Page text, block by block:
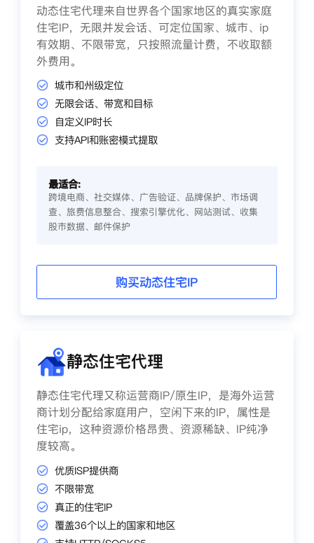
动态住宅代理来自世界各个国家地区的真实家庭
住宅IP，无限并发会话、可定位国家、城市、ip
有效期、不限带宽，只按照流量计费，不收取额
外费用。
城市和州级定位
无限会话、带宽和目标
自定义IP时长
支持API和账密模式提取
最适合:
跨境电商、社交媒体、广告验证、品牌保护、市场调
查、旅费信息整合、搜索引擎优化、网站测试、收集
股市数据、邮件保护
购买动态住宅IP
静态住宅代理
静态住宅代理又称运营商IP/原生IP，是海外运营
商计划分配给家庭用户，空闲下来的IP，属性是
住宅ip，这种资源价格昂贵、资源稀缺、IP纯净
度较高。
优质ISP提供商
不限带宽
真正的住宅IP
覆盖36个以上的国家和地区